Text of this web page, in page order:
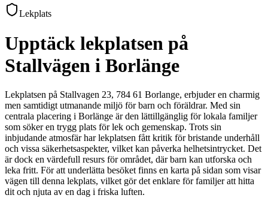
Lekplats
Upptäck lekplatsen på
Stallvägen i Borlänge
Lekplatsen på Stallvagen 23, 784 61 Borlange, erbjuder en charmig
men samtidigt utmanande miljö för barn och föräldrar. Med sin
centrala placering i Borlänge är den lättillgänglig för lokala familjer
som söker en trygg plats för lek och gemenskap. Trots sin
inbjudande atmosfär har lekplatsen fått kritik för bristande underhåll
och vissa säkerhetsaspekter, vilket kan påverka helhetsintrycket. Det
är dock en värdefull resurs för området, där barn kan utforska och
leka fritt. För att underlätta besöket finns en karta på sidan som visar
vägen till denna lekplats, vilket gör det enklare för familjer att hitta
dit och njuta av en dag i friska luften.